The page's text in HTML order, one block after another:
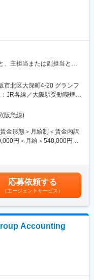
性が高い。
営業で始めやすい。
とがあればすぐに聞きや
えるにつれて職員も現在の
員予定
ネージャーと、キャリア
長期スパンでの実績が評価
いです。
営をいただけます。
、主担当または副担当とし
び保護に貢献する。
題やリスクを検証・評価
部統制の設計および運用を
ョンを遂行する
する
ロセスを主導する
する
ンを行う
市北区大深町4-20 グランフ
JR各線／大阪駅受動喫煙対
定める事業所（リモートワ
(阪急線)
金形態＞月給制＜賃金内訳
円＜月給＞540,000円～
あります。月給(月額)は固定
応募依頼する
（エージェントサービス）
Accounting